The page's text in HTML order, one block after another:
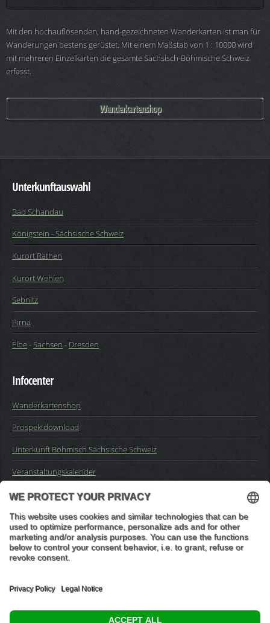
Mit den hochauflösenden, hand-gezeichneten Wanderkarten ist man für
Wanderungen bestens gerüstet. Mit einem Maßstab von 1 : 10000 wird
mit mehreren Einzelkarten die gesamte Sächsisch-Böhmische Schweiz
erfasst.
Wanderkartenshop
Unterkunftauswahl
Bad Schandau
Königstein - Sächsische Schweiz
Kurort Rathen
Kurort Wehlen
Sebnitz
Pirna
Elbe-Sachsen - Dresden
Infocenter
Wanderkartenshop
Prospektdownload
Unterkunft Böhmisch Sächsische Schweiz
Veranstaltungskalender
Impressum
Buchungsanfrage
"In den Wäldern sind Dinge, über die nachzudenken man jahrelang